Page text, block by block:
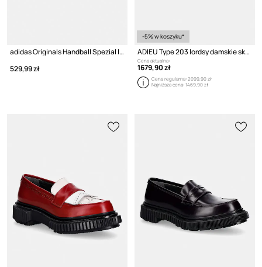
adidas Originals Handball Spezial lordsy damskie zamszowe
529,99 zł
-5% w koszyku*
ADIEU Type 203 lordsy damskie skórzane
Cena aktualna:
1679,90 zł
Cena regularna:2099,90 zł
Najniższa cena:1469,90 zł